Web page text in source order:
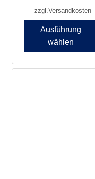
zzgl.Versandkosten
Ausführung
wählen